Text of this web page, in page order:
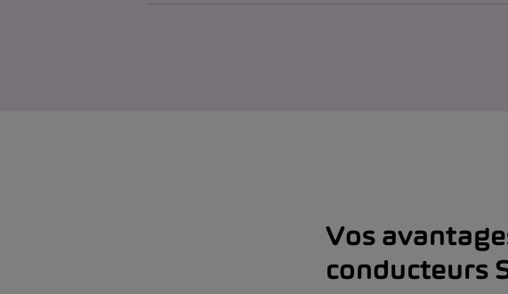
Vos
conducteurs